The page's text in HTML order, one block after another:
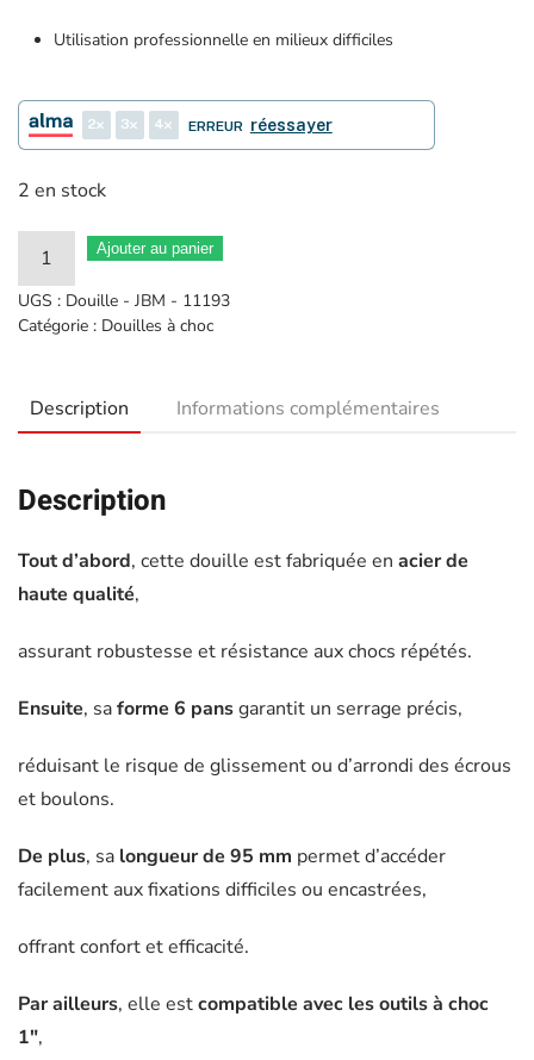
Utilisation professionnelle en milieux difficiles
2 3 4 ERREUR réessayer
2 en stock
quantité
de
Douille
pans
-
JBM
-
Ajouter au panier
UGS : Douille - JBM - 11193
Catégorie : Douilles à choc
Description Informations complémentaires
Description
Tout d’abord, cette douille est fabriquée en acier de
haute qualité,
assurant robustesse et résistance aux chocs répétés.
Ensuite, saforme 6 pansgarantit un serrage précis,
réduisant le risque de glissement ou d’arrondi des écrous
et boulons.
De plus, sa longueur de 95 mm permet d’accéder
facilement aux fixations difficiles ou encastrées,
offrant confort et efficacité.
Par ailleurs, elle estcompatible avec les outils à choc
1″,